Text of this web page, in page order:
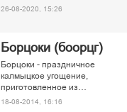
26-08-2020, 15:26
Борцоки (боорцг)
Борцоки - праздничное
калмыцкое угощение,
приготовленное из…
18-08-2014, 16:16